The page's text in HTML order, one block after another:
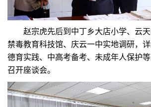
赵宗虎先后到中丁乡大店小学、云天
禁毒教育科技馆、庆云一中实地调研，
德育实践、中高考备考、未成年人保护
召开座谈会。